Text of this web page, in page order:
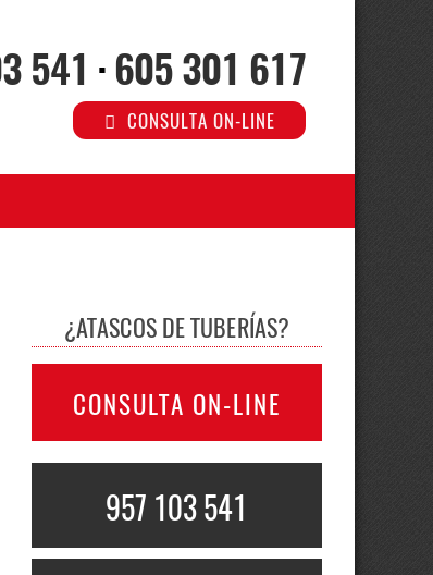
541 ·605 301 617
CONSULTA ON-LINE
¿ATASCOS DE TUBERÍAS?
CONSULTA ON-LINE
957 103 541